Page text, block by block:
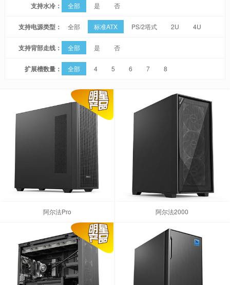
支持水冷： 全部 是 否
支持电源类型： 全部 标准ATX PS/2塔式 2U 4U
支持背部走线： 全部 是 否
扩展槽数量： 全部 4 5 6 7 8
阿尔法Pro 阿尔法2000